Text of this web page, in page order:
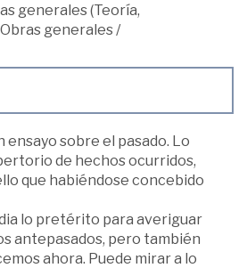
generales (Teoría,
Obras generales /
sobre el pasado. Lo
de hechos ocurridos,
que habiéndose concebido
lo pretérito para averiguar
antepasados, pero también
ahora. Puede mirar a lo